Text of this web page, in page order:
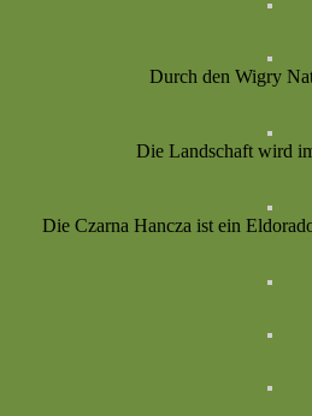
Durch den Wigry
Die Landschaft wird
Die Czarna Hancza ist ein